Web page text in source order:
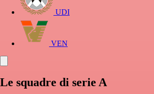
UDI
VEN
Le squadre di serie A